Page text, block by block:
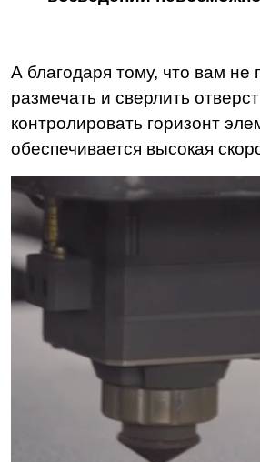
А благодаря тому, что вам не
размечать и сверлить
контролировать горизонт
обеспечивается высокая